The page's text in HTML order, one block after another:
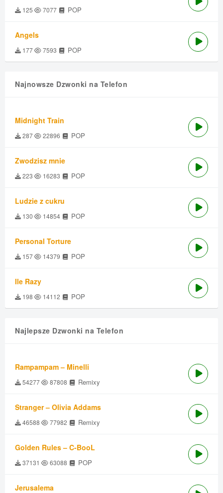
125 7077 POP
Angels
177 7593 POP
Najnowsze Dzwonki na Telefon
Midnight Train
287 22896 POP
Zwodzisz mnie
223 16283 POP
Ludzie z cukru
130 14854 POP
Personal Torture
157 14379 POP
Ile Razy
198 14112 POP
Najlepsze Dzwonki na Telefon
Rampampam – Minelli
54277 87808 Remixy
Stranger – Olivia Addams
46588 77982 Remixy
Golden Rules – C-BooL
37131 63088 POP
Jerusalema